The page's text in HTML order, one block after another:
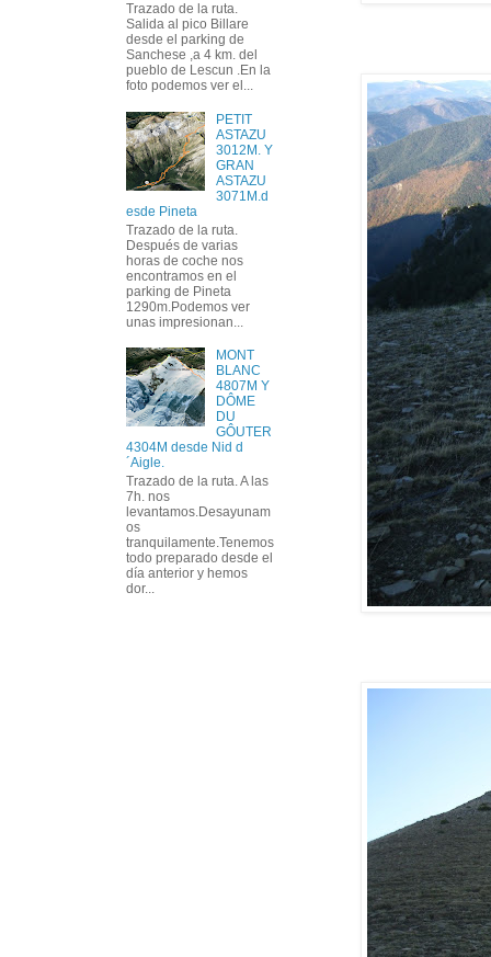
Trazado de la ruta.
Salida al pico Billare
desde el parking de
Sanchese ,a 4 km. del
pueblo de Lescun .En la
foto podemos ver el...
PETIT
ASTAZU
3012M. Y
GRAN
ASTAZU
3071M.d
esde Pineta
Trazado de la ruta.
Después de varias
horas de coche nos
encontramos en el
parking de Pineta
1290m.Podemos ver
unas impresionan...
MONT
BLANC
4807M Y
DÔME
DU
GÔUTER
4304M desde Nid d
´Aigle.
Trazado de la ruta. A las
7h. nos
levantamos.Desayunam
os
tranquilamente.Tenemos
todo preparado desde el
día anterior y hemos
dor...